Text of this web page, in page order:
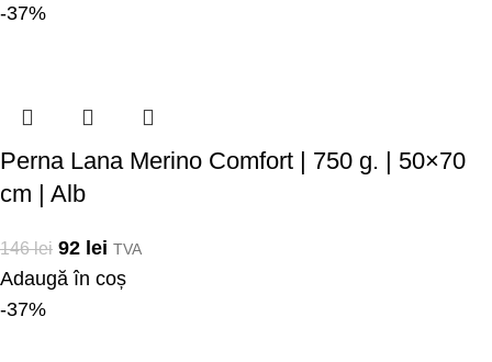
-37%
Perna Lana Merino Comfort | 750 g. | 50×70
cm | Alb
146lei 92 lei TVA
Adaugă în coș
-37%